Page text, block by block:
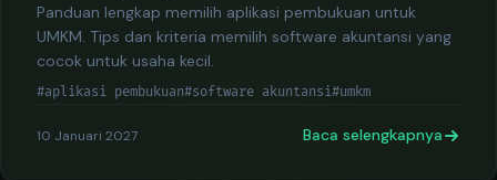
Panduan lengkap memilih aplikasi pembukuan untuk
UMKM. Tips dan kriteria memilih software akuntansi yang
cocok untuk usaha kecil.
#aplikasi pembukuan#software akuntansi#umkm
10 Januari 2027 Baca selengkapnya